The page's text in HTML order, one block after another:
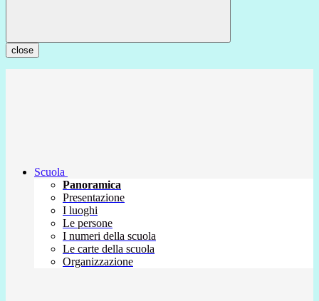
close
Scuola
Panoramica
Presentazione
I luoghi
Le persone
I numeri della scuola
Le carte della scuola
Organizzazione